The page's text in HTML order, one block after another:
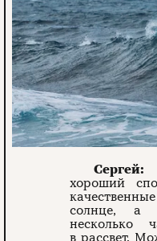
Сергей:
хороший
солнце, а
несколько